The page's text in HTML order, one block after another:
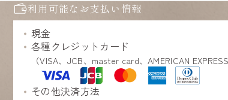
利用可能なお支払い情報
現金
各種クレジットカード
（VISA、JCB、master card、AMERICAN
その他決済方法